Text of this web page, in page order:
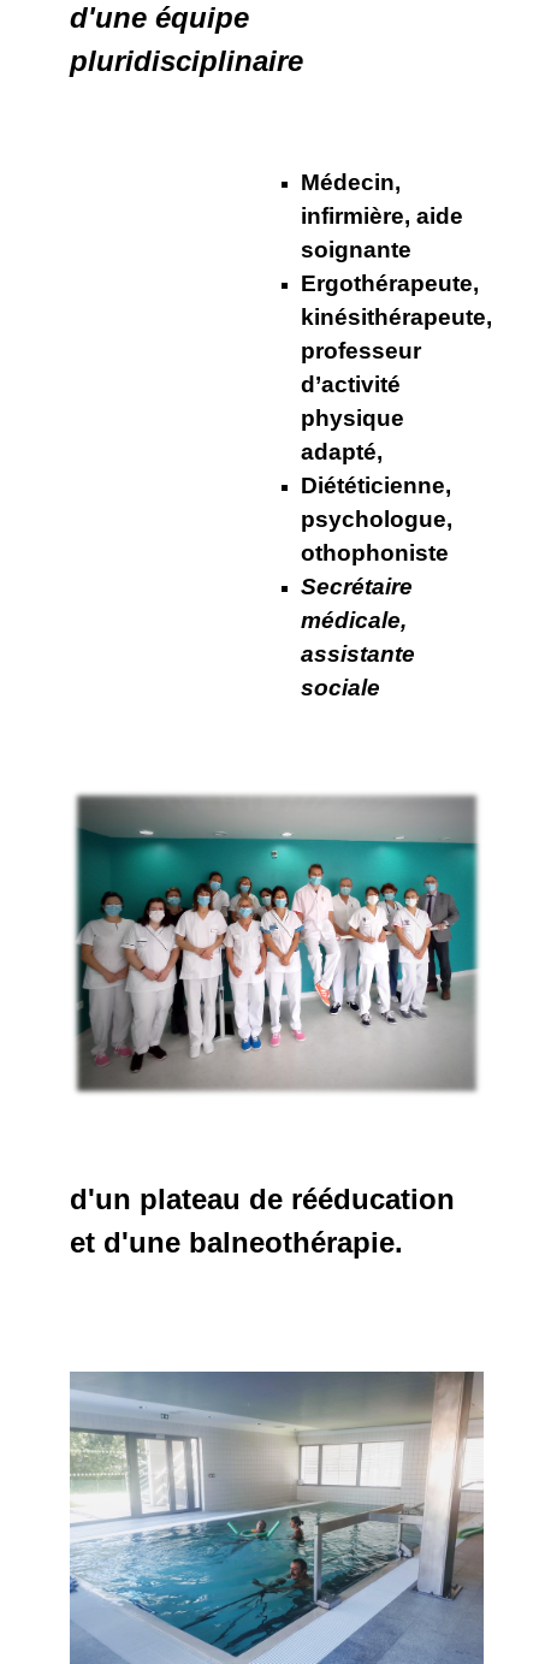
d'une équipe
pluridisciplinaire
Médecin,
infirmière, aide
soignante
Ergothérapeute,
kinésithérapeute,
professeur
d’activité
physique
adapté,
Diététicienne,
psychologue,
othophoniste
Secrétaire
médicale,
assistante
sociale
d'un plateau de rééducation
et d'une balneothérapie.